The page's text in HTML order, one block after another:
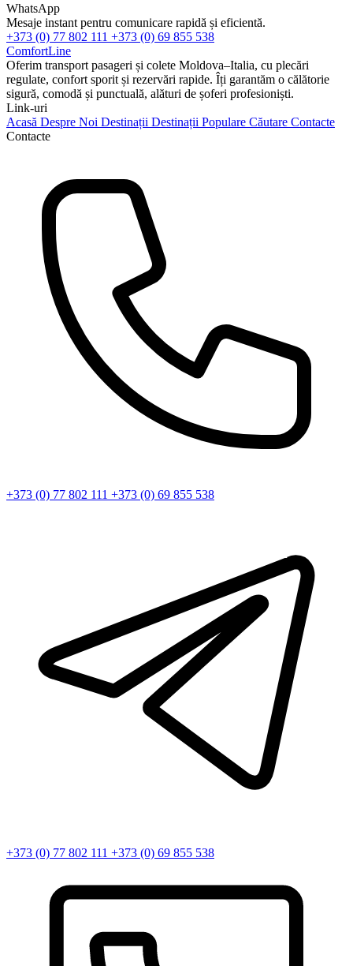
WhatsApp
Mesaje instant pentru comunicare rapidă și eficientă.
+373 (0) 77 802 111 +373 (0) 69 855 538
ComfortLine
Oferim transport pasageri și colete Moldova–Italia, cu plecări
regulate, confort sporit și rezervări rapide. Îți garantăm o călătorie
sigură, comodă și punctuală, alături de șoferi profesioniști.
Link-uri
Acasă Despre Noi Destinații Destinații Populare Căutare Contacte
Contacte
+373 (0) 77 802 111 +373 (0) 69 855 538
+373 (0) 77 802 111 +373 (0) 69 855 538